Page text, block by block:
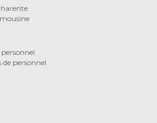
personnel
personnel